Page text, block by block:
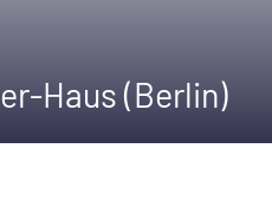
Haus (Berlin)